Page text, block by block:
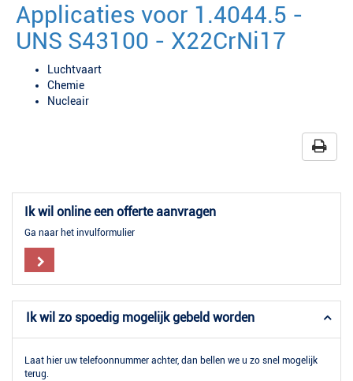
Applicaties voor 1.4044.5 -
UNS S43100 - X22CrNi17
Luchtvaart
Chemie
Nucleair
Ik wil online een offerte aanvragen
Ga naar het invulformulier
Ik wil zo spoedig mogelijk gebeld worden
Laat hier uw telefoonnummer achter, dan bellen we u zo snel mogelijk
terug.